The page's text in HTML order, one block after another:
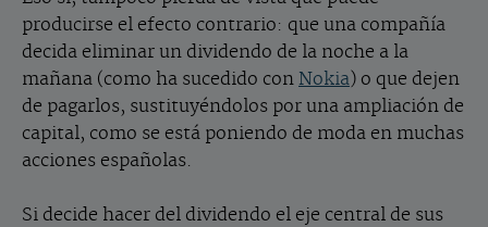
producirse el efecto contrario: que una compañía
decida eliminar un dividendo de la noche a la
mañana (como ha sucedido con Nokia) o que dejen
de pagarlos, sustituyéndolos por una ampliación de
capital, como se está poniendo de moda en muchas
acciones españolas.
Si decide hacer del dividendo el eje central de sus